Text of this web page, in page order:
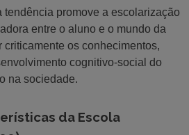
tendência promove a escolarização
entre o aluno e o mundo da
criticamente os conhecimentos,
cognitivo-social do
na sociedade.
da Escola